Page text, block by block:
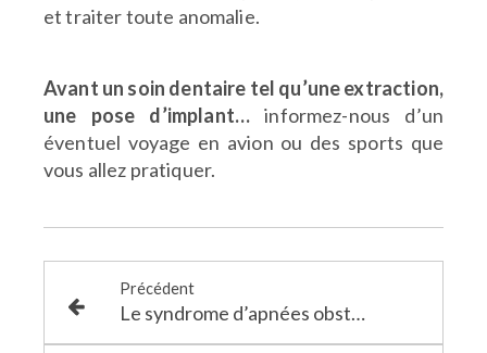
et traiter toute anomalie.
Avant un soin dentaire tel qu’une extraction,
une pose d’implant… informez-nous d’un
éventuel voyage en avion ou des sports que
vous allez pratiquer.
Précédent
Le syndrome d’apnées obstructives du sommeil